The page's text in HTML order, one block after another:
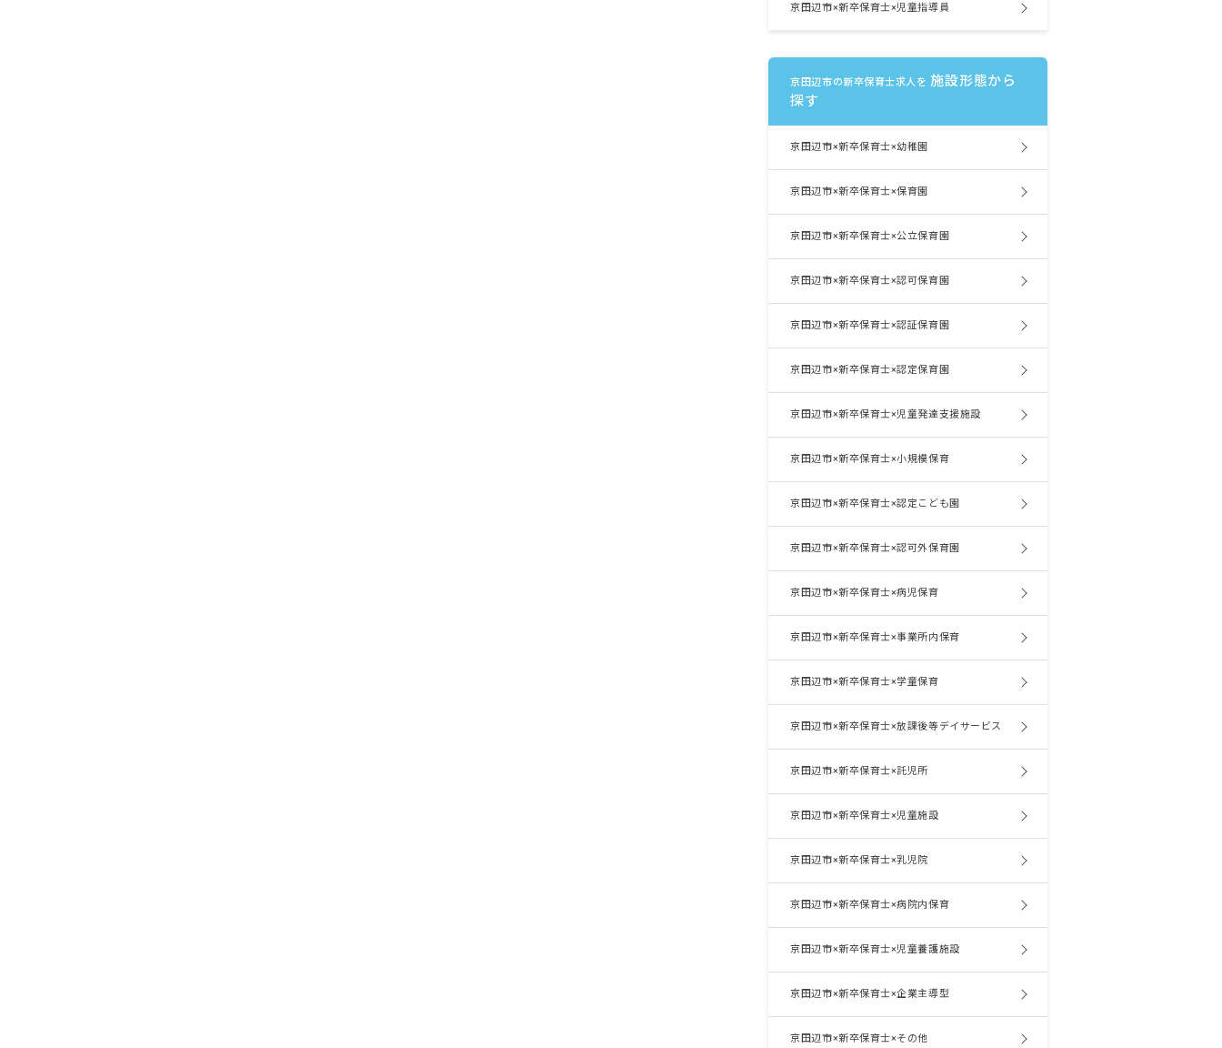
京田辺市×新卒保育士×児童指導員
京田辺市の新卒保育士求人を 施設形態から
探す
京田辺市×新卒保育士×幼稚園
京田辺市×新卒保育士×保育園
京田辺市×新卒保育士×公立保育園
京田辺市×新卒保育士×認可保育園
京田辺市×新卒保育士×認証保育園
京田辺市×新卒保育士×認定保育園
京田辺市×新卒保育士×児童発達支援施設
京田辺市×新卒保育士×小規模保育
京田辺市×新卒保育士×認定こども園
京田辺市×新卒保育士×認可外保育園
京田辺市×新卒保育士×病児保育
京田辺市×新卒保育士×事業所内保育
京田辺市×新卒保育士×学童保育
京田辺市×新卒保育士×放課後等デイサービス
京田辺市×新卒保育士×託児所
京田辺市×新卒保育士×児童施設
京田辺市×新卒保育士×乳児院
京田辺市×新卒保育士×病院内保育
京田辺市×新卒保育士×児童養護施設
京田辺市×新卒保育士×企業主導型
京田辺市×新卒保育士×その他